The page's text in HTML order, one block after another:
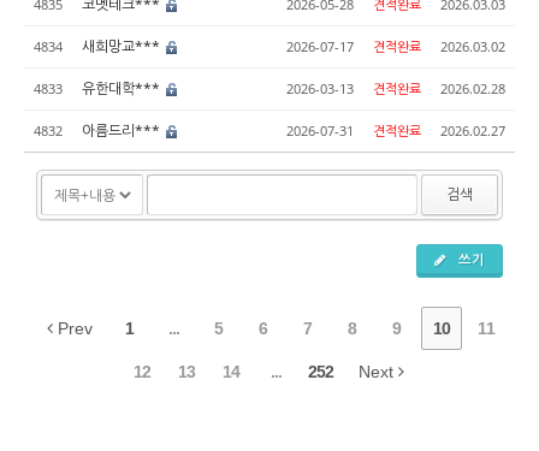
4835 코멧테크*** 2026-05-28 견적완료 2026.03.03
4834 새희망교*** 2026-07-17 견적완료 2026.03.02
4833 유한대학*** 2026-03-13 견적완료 2026.02.28
4832 아름드리*** 2026-07-31 견적완료 2026.02.27
검색
쓰기
Prev 1 ... 5 6 7 8 9 10 11
12 13 14 ... 252 Next